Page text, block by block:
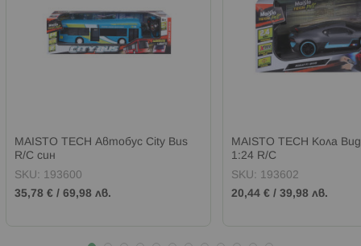
MAISTO TECH Автобус City Bus
R/C син
SKU: 193600
35,78 € / 69,98 лв.
MAISTO TECH Кола
1:24 R/C
SKU: 193602
20,44 € / 39,98 лв.